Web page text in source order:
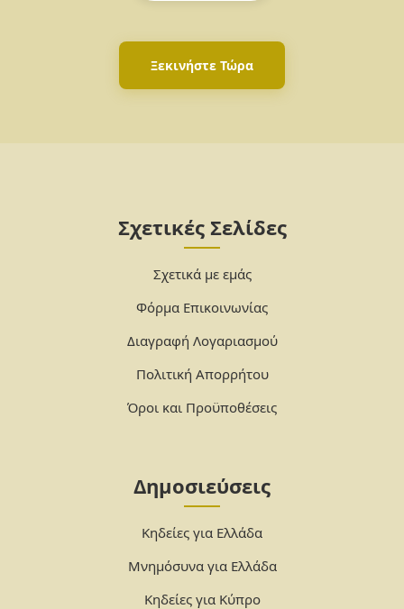
Ξεκινήστε Τώρα
Σχετικές Σελίδες
Σχετικά με εμάς
Φόρμα Επικοινωνίας
Διαγραφή Λογαριασμού
Πολιτική Απορρήτου
Όροι και Προϋποθέσεις
Δημοσιεύσεις
Κηδείες για Ελλάδα
Μνημόσυνα για Ελλάδα
Κηδείες για Κύπρο